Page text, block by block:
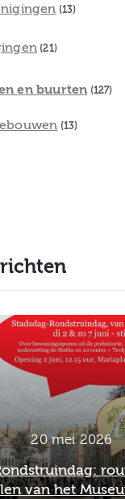
(13)
(21)
en buurten (127)
(13)
20 mei 2026
van het